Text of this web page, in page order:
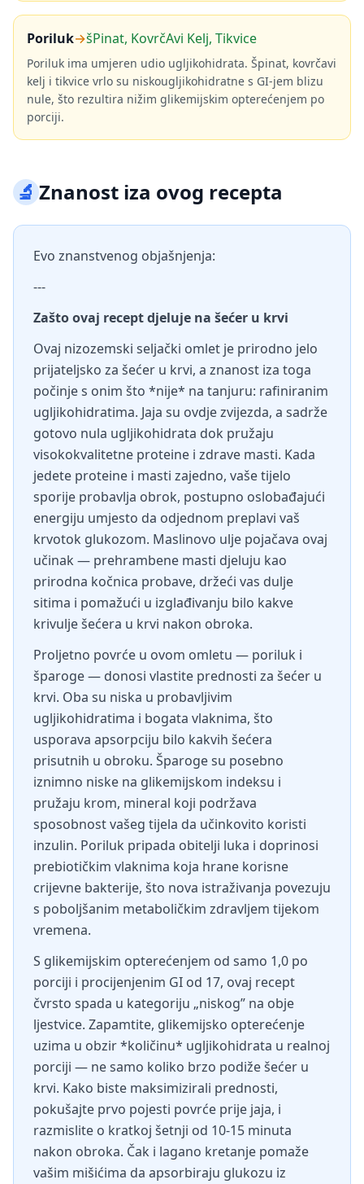
Poriluk→šPinat, KovrčAvi Kelj, Tikvice
Poriluk ima umjeren udio ugljikohidrata. Špinat, kovrčavi
kelj i tikvice vrlo su niskougljikohidratne s GI-jem blizu
nule, što rezultira nižim glikemijskim opterećenjem po
porciji.
🔬Znanost iza ovog recepta
Evo znanstvenog objašnjenja:
---
Zašto ovaj recept djeluje na šećer u krvi
Ovaj nizozemski seljački omlet je prirodno jelo
prijateljsko za šećer u krvi, a znanost iza toga
počinje s onim što *nije* na tanjuru: rafiniranim
ugljikohidratima. Jaja su ovdje zvijezda, a sadrže
gotovo nula ugljikohidrata dok pružaju
visokokvalitetne proteine i zdrave masti. Kada
jedete proteine i masti zajedno, vaše tijelo
sporije probavlja obrok, postupno oslobađajući
energiju umjesto da odjednom preplavi vaš
krvotok glukozom. Maslinovo ulje pojačava ovaj
učinak — prehrambene masti djeluju kao
prirodna kočnica probave, držeći vas dulje
sitima i pomažući u izglađivanju bilo kakve
krivulje šećera u krvi nakon obroka.
Proljetno povrće u ovom omletu — poriluk i
šparoge — donosi vlastite prednosti za šećer u
krvi. Oba su niska u probavljivim
ugljikohidratima i bogata vlaknima, što
usporava apsorpciju bilo kakvih šećera
prisutnih u obroku. Šparoge su posebno
iznimno niske na glikemijskom indeksu i
pružaju krom, mineral koji podržava
sposobnost vašeg tijela da učinkovito koristi
inzulin. Poriluk pripada obitelji luka i doprinosi
prebiotičkim vlaknima koja hrane korisne
crijevne bakterije, što nova istraživanja povezuju
s poboljšanim metaboličkim zdravljem tijekom
vremena.
S glikemijskim opterećenjem od samo 1,0 po
porciji i procijenjenim GI od 17, ovaj recept
čvrsto spada u kategoriju „niskog” na obje
ljestvice. Zapamtite, glikemijsko opterećenje
uzima u obzir *količinu* ugljikohidrata u realnoj
porciji — ne samo koliko brzo podiže šećer u
krvi. Kako biste maksimizirali prednosti,
pokušajte prvo pojesti povrće prije jaja, i
razmislite o kratkoj šetnji od 10-15 minuta
nakon obroka. Čak i lagano kretanje pomaže
vašim mišićima da apsorbiraju glukozu iz